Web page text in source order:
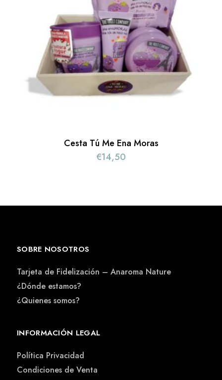
Cesta Tú Me Ena Moras
€14,50
SOBRE NOSOTROS
Tarjeta de Fidelización – Anaroma Nature
¿Dónde estamos?
¿Quienes somos?
INFORMACIÓN LEGAL
Política Privacidad
Condiciones de Venta